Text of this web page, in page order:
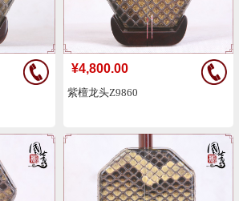
紫檀龙头Z9860
¥4,800.00